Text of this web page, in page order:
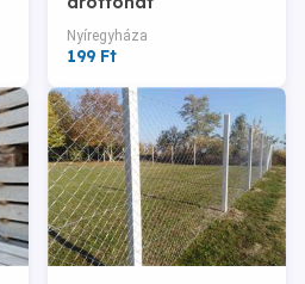
betonoszlop
kerítésdrót
drótkerítés kerítés
építés
Nyíregyháza
199 Ft